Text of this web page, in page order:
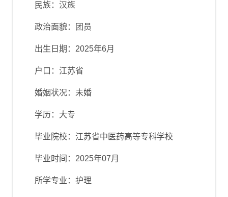
民族：汉族
政治面貌：团员
出生日期：2025年6月
户口：江苏省
婚姻状况：未婚
学历：大专
毕业院校：江苏省中医药高等专科学校
毕业时间：2025年07月
所学专业：护理